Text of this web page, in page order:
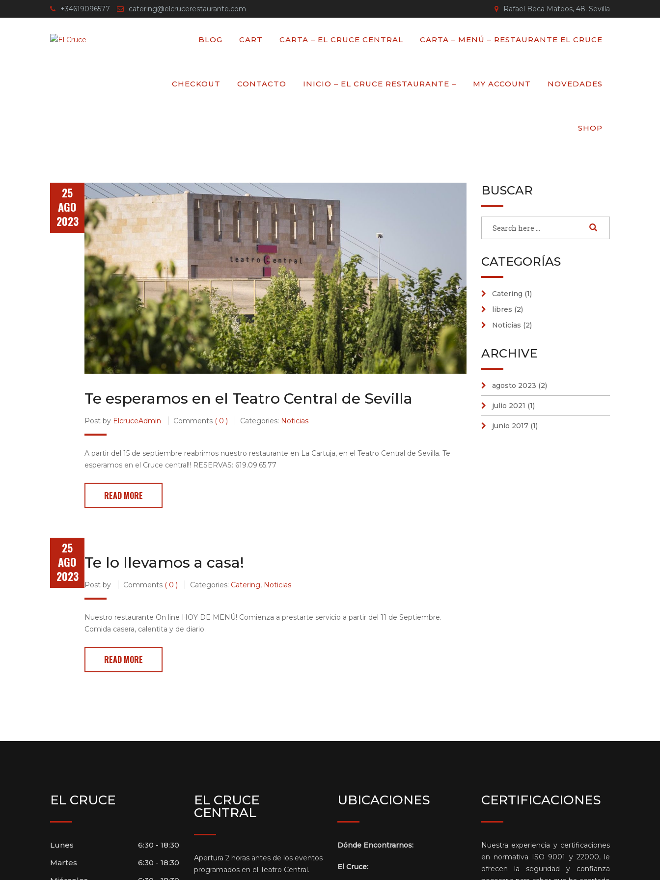
+34619096577 catering@elcrucerestaurante.com Rafael Beca Mateos, 48. Sevilla
BLOG CART CARTA – EL CRUCE CENTRAL CARTA – MENÚ – RESTAURANTE EL CRUCE
CHECKOUT CONTACTO INICIO – EL CRUCE RESTAURANTE – MY ACCOUNT NOVEDADES
SHOP
Te esperamos en el Teatro Central de Sevilla
Post by ElcruceAdmin Comments ( 0 ) Categories: Noticias
A partir del 15 de septiembre reabrimos nuestro restaurante en La Cartuja, en el Teatro Central de Sevilla. Te
esperamos en el Cruce central!! RESERVAS: 619.09.65.77
READ MORE
25
AGO
2023
Te lo llevamos a casa!
Post by Comments ( 0 ) Categories: Catering, Noticias
Nuestro restaurante On line HOY DE MENÚ! Comienza a prestarte servicio a partir del 11 de Septiembre.
Comida casera, calentita y de diario.
READ MORE
25
AGO
2023
BUSCAR
CATEGORÍAS
Catering (1)
libres (2)
Noticias (2)
ARCHIVE
agosto 2023 (2)
julio 2021 (1)
junio 2017(1)
EL CRUCE
Lunes
6:30 - 18:30
Martes
6:30 - 18:30
EL CRUCE
CENTRAL
Apertura 2 horas antes de los eventos
programados en el Teatro Central.
UBICACIONES
Dónde Encontrarnos:
El Cruce:
CERTIFICACIONES
Nuestra experiencia y certificaciones
en normativa ISO 9001 y 22000, le
ofrecen la seguridad y confianza